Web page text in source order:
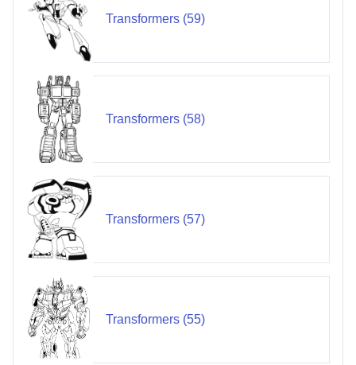
Transformers (59)
Transformers (58)
Transformers (57)
Transformers (55)